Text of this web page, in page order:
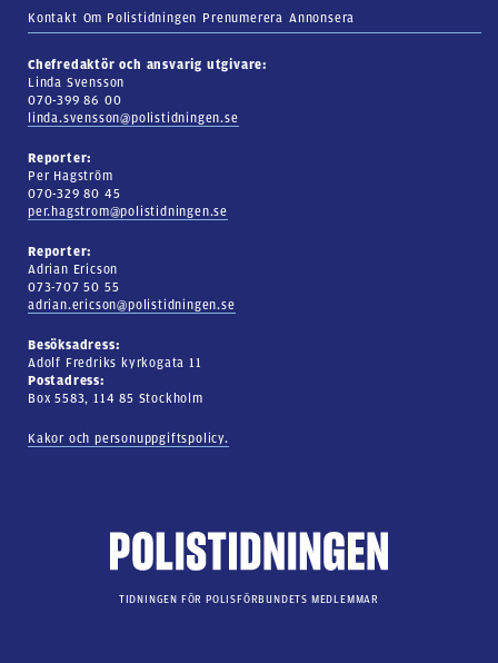
Kontakt Om Polistidningen Prenumerera Annonsera
Chefredaktör och ansvarig utgivare:
Linda Svensson
070-399 86 00
linda.svensson@polistidningen.se
Reporter:
Per Hagström
070-329 80 45
per.hagstrom@polistidningen.se
Reporter:
Adrian Ericson
073-707 50 55
adrian.ericson@polistidningen.se
Besöksadress:
Adolf Fredriks kyrkogata 11
Postadress:
Box 5583, 114 85 Stockholm
Kakor och personuppgiftspolicy.
TIDNINGEN FÖR POLISFÖRBUNDETS MEDLEMMAR